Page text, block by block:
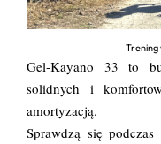
Trening
Gel-Kayano 33 to
solidnych i
amortyzacją.
Sprawdzą się